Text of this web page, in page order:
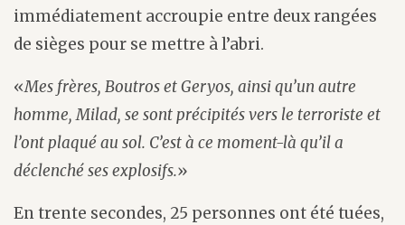
immédiatement accroupie entre deux rangées
de sièges pour se mettre à l’abri.
«Mes frères, Boutros et Geryos, ainsi qu’un autre
homme, Milad, se sont précipités vers le terroriste et
l’ont plaqué au sol. C’est à ce moment-là qu’il a
déclenché ses explosifs.»
En trente secondes, 25 personnes ont été tuées,